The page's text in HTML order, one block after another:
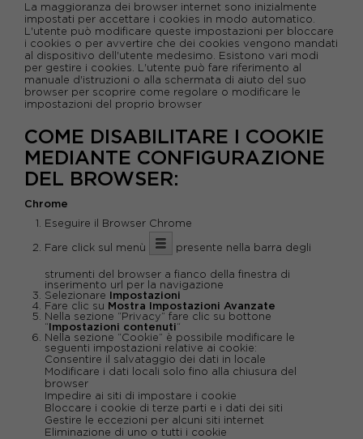
La maggioranza dei browser internet sono inizialmente
impostati per accettare i cookies in modo automatico.
L'utente può modificare queste impostazioni per bloccare
i cookies o per avvertire che dei cookies vengono mandati
al dispositivo dell'utente medesimo. Esistono vari modi
per gestire i cookies. L'utente può fare riferimento al
manuale d'istruzioni o alla schermata di aiuto del suo
browser per scoprire come regolare o modificare le
impostazioni del proprio browser
COME DISABILITARE I COOKIE
MEDIANTE CONFIGURAZIONE
DEL BROWSER:
Chrome
Eseguire il Browser Chrome
Fare click sul menù presente nella barra degli
strumenti del browser a fianco della finestra di
inserimento url per la navigazione
Selezionare Impostazioni
Fare clic su Mostra Impostazioni Avanzate
Nella sezione “Privacy” fare clic su bottone
“Impostazioni contenuti“
Nella sezione “Cookie” è possibile modificare le
seguenti impostazioni relative ai cookie:
Consentire il salvataggio dei dati in locale
Modificare i dati locali solo fino alla chiusura del
browser
Impedire ai siti di impostare i cookie
Bloccare i cookie di terze parti e i dati dei siti
Gestire le eccezioni per alcuni siti internet
Eliminazione di uno o tutti i cookie